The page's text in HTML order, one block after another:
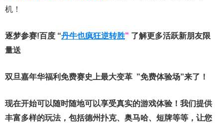
机！
逐梦参赛!百度 “丹牛也疯狂逆转胜” 了解更多活跃新朋友限
量送
双旦嘉年华福利免费赛史上最大变革 ”免费体验场”来了！
现在开始可以随时随地可以享受真实的游戏体验！我们提供
丰富多样的玩法，包括德州扑克、奥马哈、短牌等等，让您